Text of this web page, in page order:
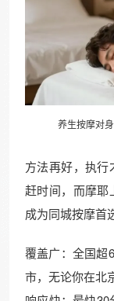
养生按摩对
方法再好，执行
赶时间，而摩耶
成为同城按摩首
覆盖广：全国超
市，无论你在北